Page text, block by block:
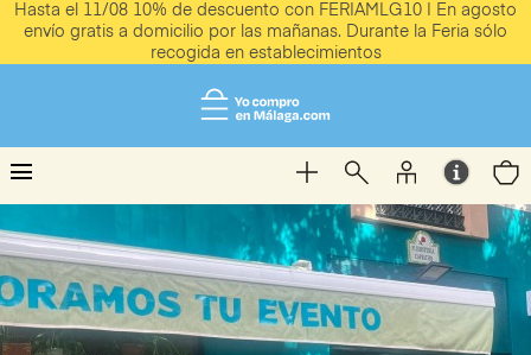
Hasta el 11/08 10% de descuento con FERIAMLG10 | En agosto
envío gratis a domicilio por las mañanas. Durante la Feria sólo
recogida en establecimientos
menu